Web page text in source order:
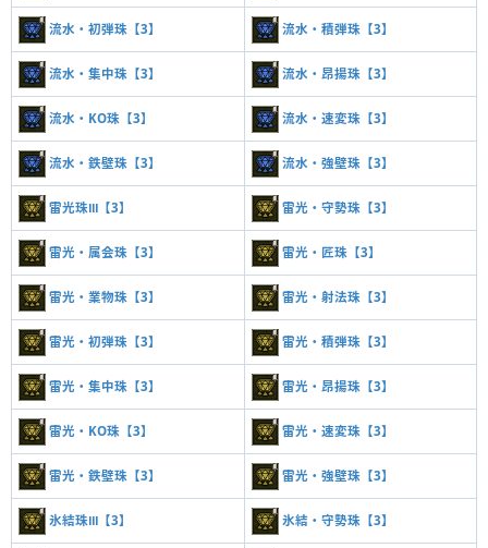
流水・初弾珠【3】 流水・積弾珠【3】
流水・集中珠【3】 流水・昂揚珠【3】
流水・KO珠【3】 流水・速変珠【3】
流水・鉄壁珠【3】 流水・強壁珠【3】
雷光珠Ⅲ【3】 雷光・守勢珠【3】
雷光・属会珠【3】 雷光・匠珠【3】
雷光・業物珠【3】 雷光・射法珠【3】
雷光・初弾珠【3】 雷光・積弾珠【3】
雷光・集中珠【3】 雷光・昂揚珠【3】
雷光・KO珠【3】 雷光・速変珠【3】
雷光・鉄壁珠【3】 雷光・強壁珠【3】
氷結珠Ⅲ【3】 氷結・守勢珠【3】